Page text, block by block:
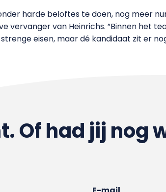
harde beloftes te doen, nog meer
vervanger van Heinrichs. ”Binnen het
eisen, maar dé kandidaat zit er
Of had jij nog